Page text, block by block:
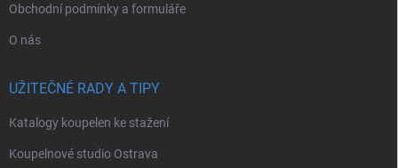
Obchodní podmínky a formuláře
O nás
UŽITEČNÉ RADY A TIPY
Katalogy koupelen ke stažení
Koupelnové studio Ostrava